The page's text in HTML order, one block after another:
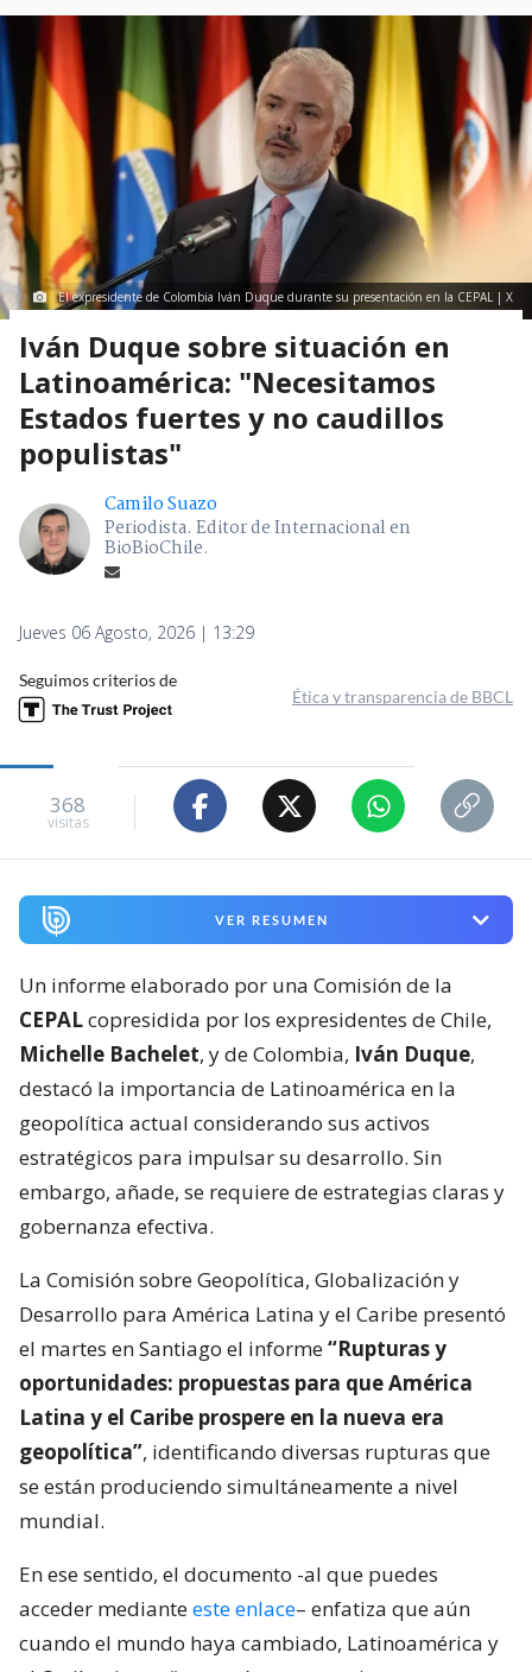
El expresidente de Colombia Iván Duque durante su presentación en la CEPAL | X
Iván Duque sobre situación en
Latinoamérica: "Necesitamos
Estados fuertes y no caudillos
populistas"
Camilo Suazo
Periodista. Editor de Internacional en
BioBioChile.
Jueves 06 Agosto, 2026 | 13:29
Seguimos criterios de
Ética y transparencia de BBCL
368
visitas
VER RESUMEN
Un informe elaborado por una Comisión de la
CEPALcopresidida por los expresidentes de Chile,
Michelle Bachelet, y de Colombia, Iván Duque,
destacó la importancia de Latinoamérica en la
geopolítica actual considerando sus activos
estratégicos para impulsar su desarrollo. Sin
embargo, añade, se requiere de estrategias claras y
gobernanza efectiva.
La Comisión sobre Geopolítica, Globalización y
Desarrollo para América Latina y el Caribe presentó
el martes en Santiago el informe“Rupturas y
oportunidades: propuestas para que América
Latina y el Caribe prospere en la nueva era
geopolítica”, identificando diversas rupturas que
se están produciendo simultáneamente a nivel
mundial.
En ese sentido, el documento -al que puedes
acceder medianteeste enlace– enfatiza que aún
cuando el mundo haya cambiado, Latinoamérica y